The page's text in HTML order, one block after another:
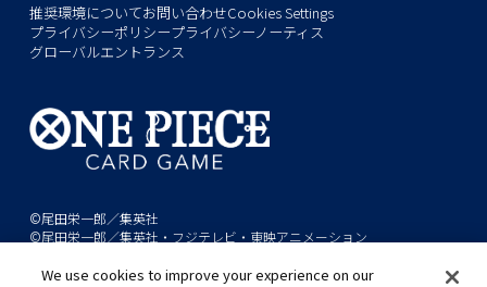
推奨環境についてお問い合わせCookies Settings
プライバシーポリシープライバシーノーティス
グローバルエントランス
©尾田栄一郎／集英社
©尾田栄一郎／集英社・フジテレビ・東映アニメーション
We use cookies to improve your experience on our